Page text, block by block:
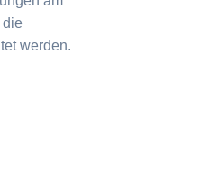
die
werden.